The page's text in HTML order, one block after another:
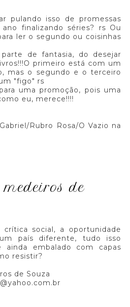
pulando isso de promessas
finalizando séries? rs Ou
ler o segundo ou coisinhas
de fantasia, do desejar
primeiro está com um
mas o segundo e o terceiro
"figo" rs
uma promoção, pois uma
eu, merece!!!!
Rubro Rosa/O Vazio na
social, a oportunidade
país diferente, tudo isso
embalado com capas
resistir?
de Souza